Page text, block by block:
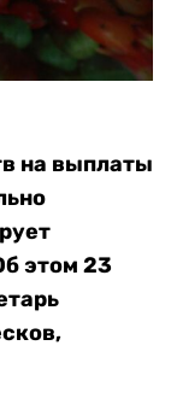
на выплаты
этом 23